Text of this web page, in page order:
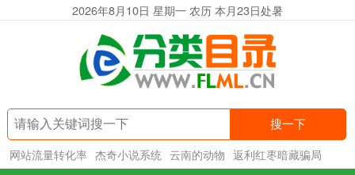
2026年8月10日 星期一 农历 本月23日处暑
搜一下
网站流量转化率 杰奇小说系统 云南的动物 返利红枣暗藏骗局